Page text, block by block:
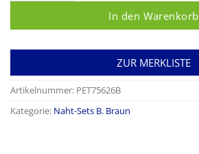
In den Warenkorb
ZUR MERKLISTE
Artikelnummer: PET75626B
Kategorie: Naht-Sets B. Braun